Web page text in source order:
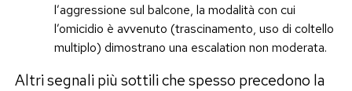
l’aggressione sul balcone, la modalità con cui
l’omicidio è avvenuto (trascinamento, uso di coltello
multiplo) dimostrano una escalation non moderata.
Altri segnali più sottili che spesso precedono la